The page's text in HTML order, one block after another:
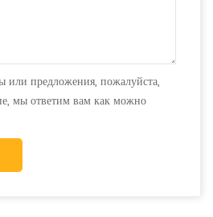
или предложения, пожалуйста,
мы ответим вам как можно